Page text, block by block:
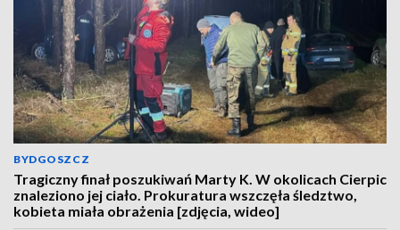
BYDGOSZCZ
Tragiczny finał poszukiwań Marty K. W okolicach Cierpic
znaleziono jej ciało. Prokuratura wszczęła śledztwo,
kobieta miała obrażenia [zdjęcia, wideo]